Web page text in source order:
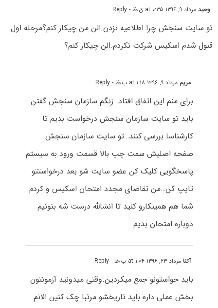
وحیدمرداد ۹, ۱۳۹۶ at ۰:۳۵ ق٫ظ - Reply
تو سایت سنجش چرا اطلاعیه نزدن.الن من چیکار کنم؟مرحله اول
قبول شدم اسکیس شرکت نکردم.الن چیکار کنم؟
مریم مرداد ۹, ۱۳۹۶ at ۱:۱۸ ب٫ظ - Reply
برای منم این اتفاق افتاد…زنگم سازمان سنجش گفتن
باید تو سایت سازمان سنجش درخواست بدیم تا
کارشناسا بررسی کنند…تو سایت سازمان سنجش
صفحه اصلیش سمت چپ بالا قسمت ورود به سیستم
پاسخگویی کلیک کن عضو سایت شو بعد درخواستتو
تایپ کن…من تقاضای مجدد امتحان اسکیس و کردم
شما هم همینکارو کنید تا انشالله درست شه بتونیم
دوباره امتحان بدیم
آتنامرداد ۲۳, ۱۳۹۶ at ۱:۰۴ ب٫ظ - Reply
باید حواستونو جمع میکردین.وقتی میدونید آزمونتون
بخش عملی داره باید تاریخشو مرتبا چک کنین الانم